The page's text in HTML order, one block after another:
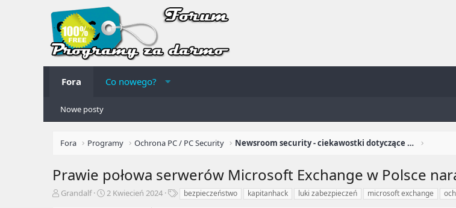
Fora Co nowego?
Nowe posty
Fora Programy Ochrona PC / PC Security Newsroom security - ciekawostki dotyczące security
Prawie połowa serwerów Microsoft Exchange w Polsce
A
Grandalf
R
2 Kwiecień 2024
Tbezpieczeństwo kapitanhack luki zabezpieczeń microsoft exchange